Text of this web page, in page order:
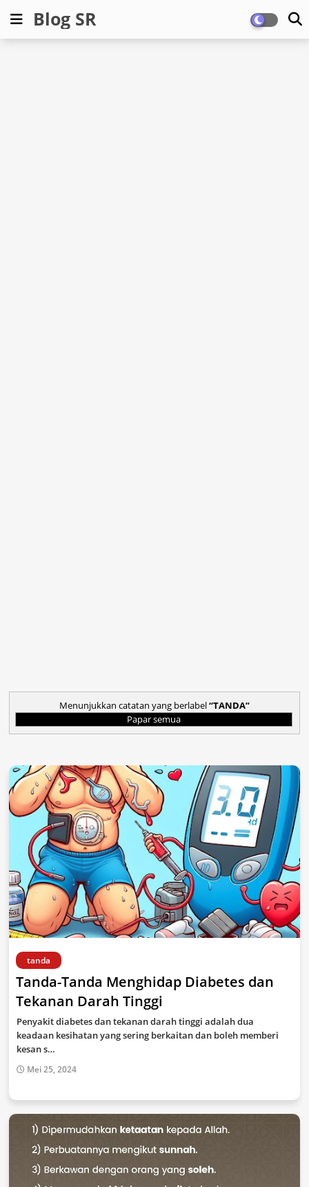
Blog SR
Menunjukkan catatan yang berlabel TANDA
Papar semua
tanda
Tanda-Tanda Menghidap Diabetes dan
Tekanan Darah Tinggi
Penyakit diabetes dan tekanan darah tinggi adalah dua
keadaan kesihatan yang sering berkaitan dan boleh memberi
kesan s…
Mei 25, 2024